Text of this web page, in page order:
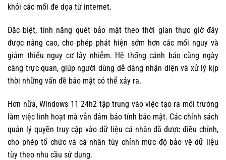
khỏi các mối đe dọa từ internet.
Đặc biệt, tính năng quét bảo mật theo thời gian thực giờ đây
được nâng cao, cho phép phát hiện sớm hơn các mối nguy và
giảm thiểu nguy cơ lây nhiễm. Hệ thống cảnh báo cũng ngày
càng trực quan, giúp người dùng dễ dàng nhận diện và xử lý kịp
thời những vấn đề bảo mật có thể xảy ra.
Hơn nữa, Windows 11 24h2 tập trung vào việc tạo ra môi trường
làm việc linh hoạt mà vẫn đảm bảo tính bảo mật. Các chính sách
quản lý quyền truy cập vào dữ liệu cá nhân đã được điều chỉnh,
cho phép tổ chức và cá nhân tùy chỉnh mức độ bảo vệ dữ liệu
tùy theo nhu cầu sử dụng.